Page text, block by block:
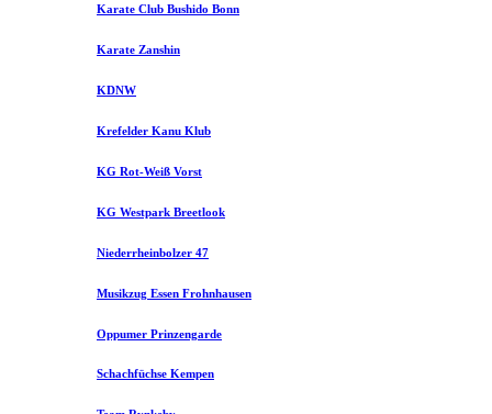
Karate Club Bushido Bonn
Karate Zanshin
KDNW
Krefelder Kanu Klub
KG Rot-Weiß Vorst
KG Westpark Breetlook
Niederrheinbolzer 47
Musikzug Essen Frohnhausen
Oppumer Prinzengarde
Schachfüchse Kempen